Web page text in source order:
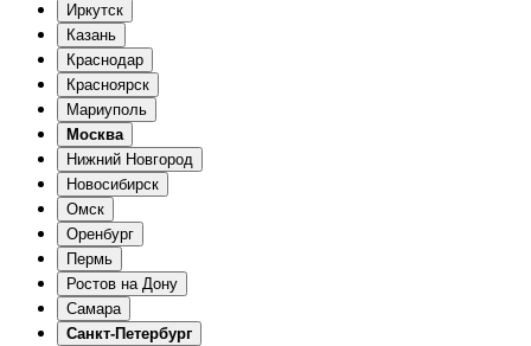
Иркутск
Казань
Краснодар
Красноярск
Мариуполь
Москва
Нижний Новгород
Новосибирск
Омск
Оренбург
Пермь
Ростов на Дону
Самара
Санкт-Петербург